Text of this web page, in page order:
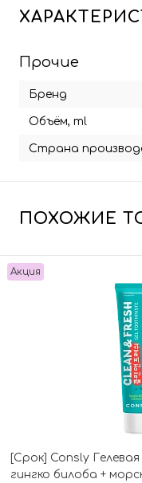
Прочие
Бренд
Объём, ml
Страна
ПОХОЖИЕ
Акция
[Срок] Consly
гингко билоба +